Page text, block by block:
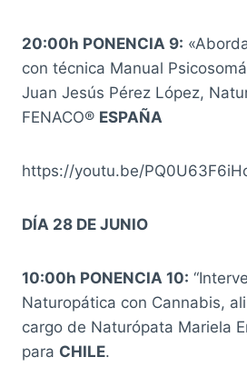
20:00h PONENCIA 9:
con técnica Manual
Juan Jesús Pérez López,
FENACO® ESPAÑA
https://youtu.be/
DÍA 28 DE JUNIO
10:00h PONENCIA 10:
Naturopática con Cannabis,
cargo de Naturópata Mariela
para CHILE.